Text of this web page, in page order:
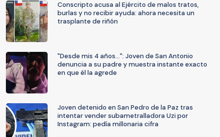
Conscripto acusa al Ejército de malos tratos,
burlas y no recibir ayuda: ahora necesita un
trasplante de riñón
"Desde mis 4 años...": Joven de San Antonio
denuncia a su padre y muestra instante exacto
en que él la agrede
Joven detenido en San Pedro de la Paz tras
intentar vender subametralladora Uzi por
Instagram: pedía millonaria cifra